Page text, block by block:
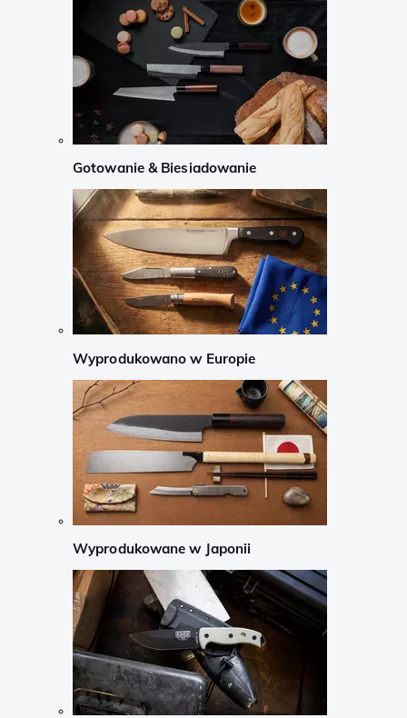
Gotowanie & Biesiadowanie
Wyprodukowano w Europie
Wyprodukowane w Japonii